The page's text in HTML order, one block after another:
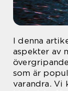
I denna
aspekter av
som är
varandra. Vi